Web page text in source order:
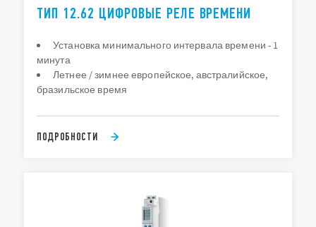
ТИП 12.62 ЦИФРОВЫЕ РЕЛЕ ВРЕМЕНИ
Установка минимального интервала времени - 1
минута
Летнее / зимнее европейское, австралийское,
бразильское время
ПОДРОБНОСТИ